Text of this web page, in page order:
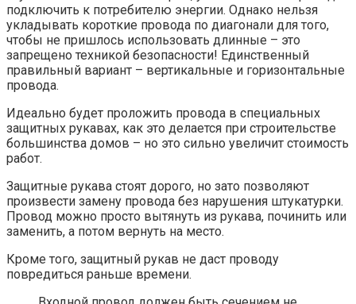
подключить к потребителю энергии. Однако нельзя
укладывать короткие провода по диагонали для того,
чтобы не пришлось использовать длинные – это
запрещено техникой безопасности! Единственный
правильный вариант – вертикальные и горизонтальные
провода.
Идеально будет проложить провода в специальных
защитных рукавах, как это делается при строительстве
большинства домов – но это сильно увеличит стоимость
работ.
Защитные рукава стоят дорого, но зато позволяют
произвести замену провода без нарушения штукатурки.
Провод можно просто вытянуть из рукава, починить или
заменить, а потом вернуть на место.
Кроме того, защитный рукав не даст проводу
повредиться раньше времени.